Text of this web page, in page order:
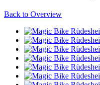
Back to Overview